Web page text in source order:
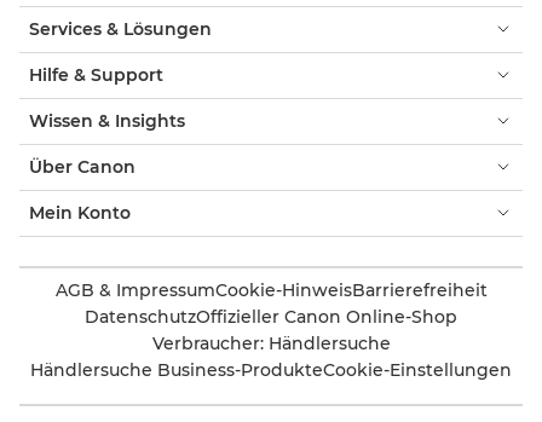
Services & Lösungen
Hilfe & Support
Wissen & Insights
Über Canon
Mein Konto
AGB & ImpressumCookie-HinweisBarrierefreiheit
DatenschutzOffizieller Canon Online-Shop
Verbraucher: Händlersuche
Händlersuche Business-ProdukteCookie-Einstellungen